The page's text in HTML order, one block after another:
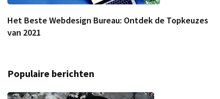
Het Beste Webdesign Bureau: Ontdek de Topkeuzes
van 2021
Populaire berichten